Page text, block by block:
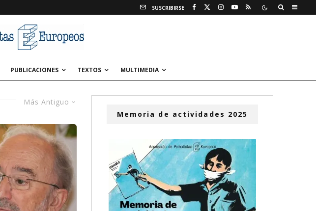
SUSCRIBIRSE
PUBLICACIONES TEXTOS MULTIMEDIA
Más Antiguo
Memoria de actividades 2025